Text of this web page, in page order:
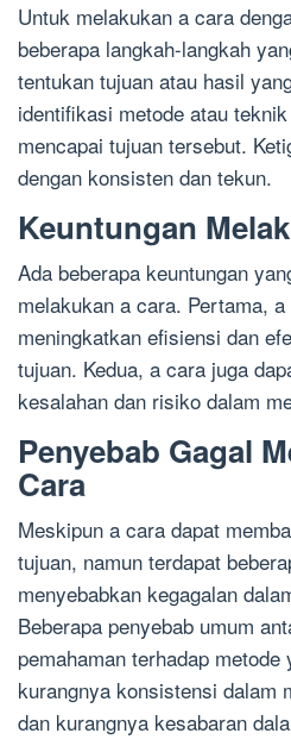
Untuk melakukan a cara
beberapa langkah-langkah
tentukan tujuan atau hasil
identifikasi metode atau
mencapai tujuan tersebut.
dengan konsisten dan tekun.
Keuntungan
Ada beberapa keuntungan
melakukan a cara. Pertama,
meningkatkan efisiensi dan
tujuan. Kedua, a cara juga
kesalahan dan risiko dalam
Penyebab Gagal
Cara
Meskipun a cara dapat
tujuan, namun terdapat
menyebabkan kegagalan
Beberapa penyebab umum
pemahaman terhadap metode
kurangnya konsistensi dalam
dan kurangnya kesabaran